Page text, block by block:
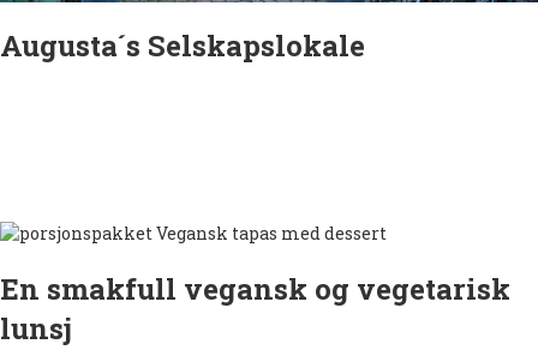
Augusta´s Selskapslokale
En smakfull vegansk og vegetarisk
lunsj